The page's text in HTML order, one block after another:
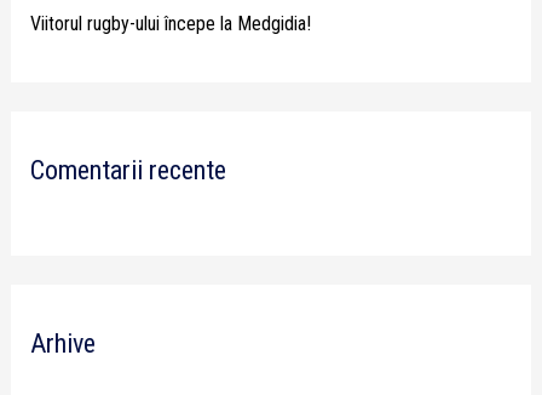
Viitorul rugby-ului începe la Medgidia!
Comentarii recente
Arhive